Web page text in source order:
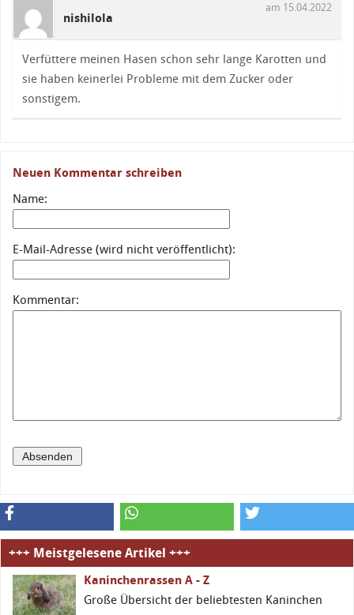
nishilola
am 15.04.2022
Verfüttere meinen Hasen schon sehr lange Karotten und
sie haben keinerlei Probleme mit dem Zucker oder
sonstigem.
Neuen Kommentar schreiben
Name:
E-Mail-Adresse (wird nicht veröffentlicht):
Kommentar:
+++ Meistgelesene Artikel +++
Kaninchenrassen A - Z
Große Übersicht der beliebtesten Kaninchen